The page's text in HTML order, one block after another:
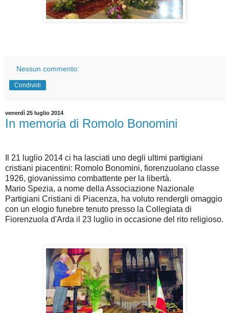
Nessun commento:
Condividi
venerdì 25 luglio 2014
In memoria di Romolo Bonomini
Il 21 luglio 2014 ci ha lasciati uno degli ultimi partigiani
cristiani piacentini: Romolo Bonomini, fiorenzuolano classe
1926, giovanissimo combattente per la libertà.
Mario Spezia, a nome della Associazione Nazionale
Partigiani Cristiani di Piacenza, ha voluto rendergli omaggio
con un elogio funebre tenuto presso la Collegiata di
Fiorenzuola d'Arda il 23 luglio in occasione del rito religioso.